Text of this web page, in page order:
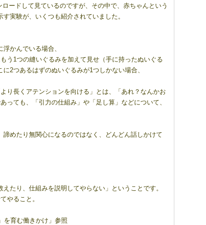
ロードして見ているのですが、その中で、赤ちゃんという
実験が、いくつも紹介されていました。
かんでいる場合、
う1つの縫いぐるみを加えて見せ（手に持ったぬいぐる
2つあるはずのぬいぐるみが1つしかない場合、
り長くアテンションを向ける」とは、「あれ？なんかお
ても、「引力の仕組み」や「足し算」などについて、
めたり無関心になるのではなく、どんどん話しかけて
たり、仕組みを説明してやらない」ということです。
やること。
を育む働きかけ」参照